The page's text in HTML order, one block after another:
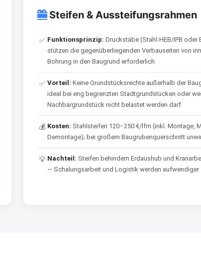
Steifen & Aussteifungsrahmen
✅ Funktionsprinzip: Druckstäbe (Stahl-HEB/IPB oder
stützen die gegenüberliegenden Verbauseiten von
Bohrung in den Baugrund erforderlich
✅ Vorteil: Keine Grundstücksrechte außerhalb der
ideal bei eng begrenzten Stadtgrundstücken oder
Nachbargrundstück nicht belastet werden darf
💰 Kosten: Stahlsteifen 120–250 €/lfm (inkl. Montage,
Demontage); bei großem Baugrubenquerschnitt
💡 Nachteil: Steifen behindern Erdaushub und
— Schalungsarbeit und Logistik werden aufwendiger